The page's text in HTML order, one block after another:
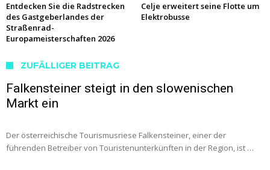
Entdecken Sie die Radstrecken
des Gastgeberlandes der
Straßenrad-
Europameisterschaften 2026
Celje erweitert seine Flotte um
Elektrobusse
ZUFÄLLIGER BEITRAG
Falkensteiner steigt in den slowenischen
Markt ein
Der österreichische Tourismusriese Falkensteiner, einer der
führenden Betreiber von Touristenunterkünften in der Region, ist …